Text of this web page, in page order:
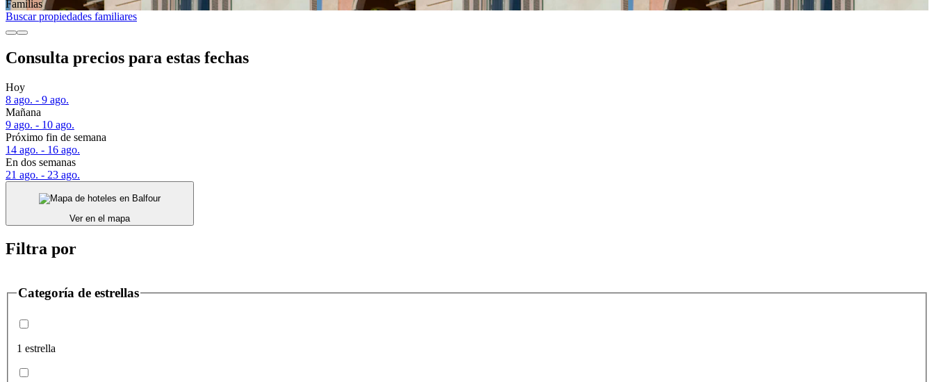
Familias
Buscar propiedades familiares
Consulta precios para estas fechas
Hoy
8 ago. - 9 ago.
Mañana
9 ago. - 10 ago.
Próximo fin de semana
14 ago. - 16 ago.
En dos semanas
21 ago. - 23 ago.
Ver en el mapa
Filtra por
Categoría de estrellas
1 estrella